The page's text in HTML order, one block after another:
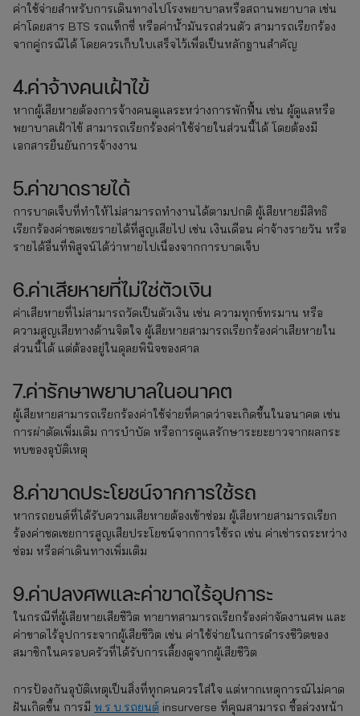
ค่าใช้จ่ายสำหรับการเดินทางไปโรงพยาบาลหรือสถานพยาบาล เช่น
ค่าโดยสาร BTS รถแท็กซี่ หรือค่าน้ำมันรถส่วนตัว สามารถเรียกร้อง
จากคู่กรณีได้ โดยควรเก็บใบเสร็จไว้เพื่อเป็นหลักฐานสำคัญ
4.ค่าจ้างคนเฝ้าไข้
หากผู้เสียหายต้องการจ้างคนดูแลระหว่างการพักฟื้น เช่น ผู้ดูแลหรือ
พยาบาลเฝ้าไข้ สามารถเรียกร้องค่าใช้จ่ายในส่วนนี้ได้ โดยต้องมี
เอกสารยืนยันการจ้างงาน
5.ค่าขาดรายได้
การบาดเจ็บที่ทำให้ไม่สามารถทำงานได้ตามปกติ ผู้เสียหายมีสิทธิ
เรียกร้องค่าชดเชยรายได้ที่สูญเสียไป เช่น เงินเดือน ค่าจ้างรายวัน หรือ
รายได้อื่นที่พิสูจน์ได้ว่าหายไปเนื่องจากการบาดเจ็บ
6.ค่าเสียหายที่ไม่ใช่ตัวเงิน
ค่าเสียหายที่ไม่สามารถวัดเป็นตัวเงิน เช่น ความทุกข์ทรมาน หรือ
ความสูญเสียทางด้านจิตใจ ผู้เสียหายสามารถเรียกร้องค่าเสียหายใน
ส่วนนี้ได้ แต่ต้องอยู่ในดุลยพินิจของศาล
7.ค่ารักษาพยาบาลในอนาคต
ผู้เสียหายสามารถเรียกร้องค่าใช้จ่ายที่คาดว่าจะเกิดขึ้นในอนาคต เช่น
การผ่าตัดเพิ่มเติม การบำบัด หรือการดูแลรักษาระยะยาวจากผลกระ
ทบของอุบัติเหตุ
8.ค่าขาดประโยชน์จากการใช้รถ
หากรถยนต์ที่ได้รับความเสียหายต้องเข้าซ่อม ผู้เสียหายสามารถเรียก
ร้องค่าชดเชยการสูญเสียประโยชน์จากการใช้รถ เช่น ค่าเช่ารถระหว่าง
ซ่อม หรือค่าเดินทางเพิ่มเติม
9.ค่าปลงศพและค่าขาดไร้อุปการะ
ในกรณีที่ผู้เสียหายเสียชีวิต ทายาทสามารถเรียกร้องค่าจัดงานศพ และ
ค่าขาดไร้อุปการะจากผู้เสียชีวิต เช่น ค่าใช้จ่ายในการดำรงชีวิตของ
สมาชิกในครอบครัวที่ได้รับการเลี้ยงดูจากผู้เสียชีวิต
การป้องกันอุบัติเหตุเป็นสิ่งที่ทุกคนควรใส่ใจ แต่หากเหตุการณ์ไม่คาด
ฝันเกิดขึ้น การมี พ.ร.บ.รถยนต์ insurverse ที่คุณสามารถ ซื้อล่วงหน้า